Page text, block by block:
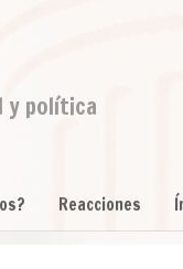
y política
Reacciones